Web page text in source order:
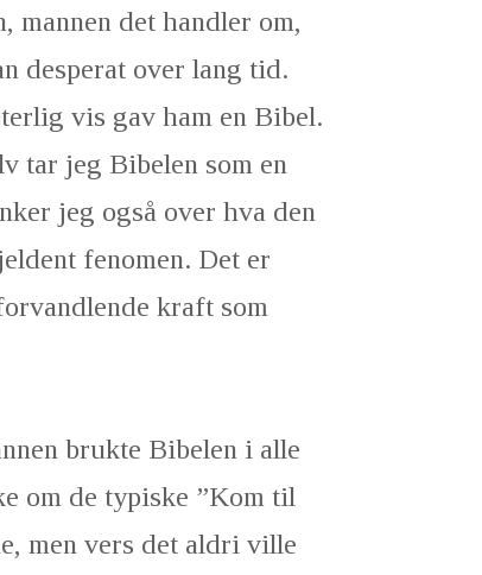
mannen det handler om,
desperat over lang tid.
vis gav ham en Bibel.
tar jeg Bibelen som en
jeg også over hva den
fenomen. Det er
kraft som
brukte Bibelen i alle
om de typiske ”Kom til
men vers det aldri ville